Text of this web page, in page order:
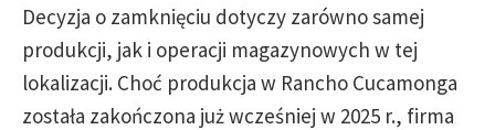
Decyzja o zamknięciu dotyczy zarówno samej
produkcji, jak i operacji magazynowych w tej
lokalizacji. Choć produkcja w Rancho Cucamonga
została zakończona już wcześniej w 2025 r., firma